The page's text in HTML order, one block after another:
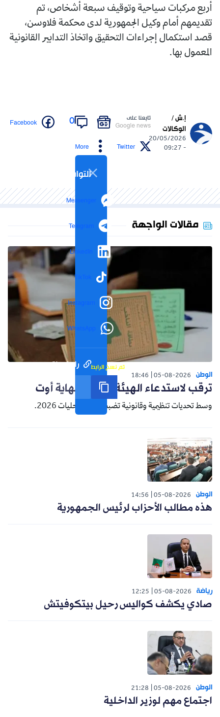
أربع مركبات سياحية وتوقيف سبعة أشخاص، تم
تقديمهم أمام وكيل الجمهورية لدى محكمة فلاوسن،
قصد استكمال إجراءات التحقيق واتخاذ التدابير القانونية
المعمول بها.
إ.ش /
الوكالات
20/05/2026
- 09:27
تابعنا على
Google news
0
Facebook
Twitter
More
التواصل الاجتماعي
Messenger
Telegram
LinkedIn
TikTok
Instagram
WhatsApp
رابط مختصر تم نسخ الرابط
مقالات الواجهة
الوطن 05-08-2026
18:46
ترقب لاستدعاء الهيئة الناخبة نهاية أوت
وسط تحديات تنظيمية وقانونية تضبط سباق محليات 2026.
الوطن 05-08-2026
14:56
هذه مطالب الأحزاب لرئيس الجمهورية
رياضة 05-08-2026
12:25
صادي يكشف كواليس رحيل بيتكوفيتش
الوطن 05-08-2026
21:28
اجتماع مهم لوزير الداخلية